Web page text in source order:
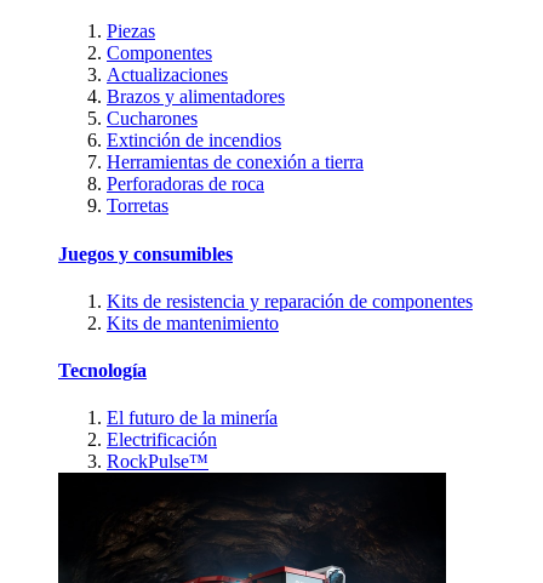
Piezas
Componentes
Actualizaciones
Brazos y alimentadores
Cucharones
Extinción de incendios
Herramientas de conexión a tierra
Perforadoras de roca
Torretas
Juegos y consumibles
Kits de resistencia y reparación de componentes
Kits de mantenimiento
Tecnología
El futuro de la minería
Electrificación
RockPulse™